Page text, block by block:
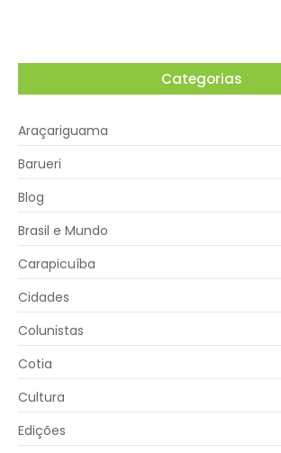
Categorias
Araçariguama
Barueri
Blog
Brasil e Mundo
Carapicuíba
Cidades
Colunistas
Cotia
Cultura
Edições